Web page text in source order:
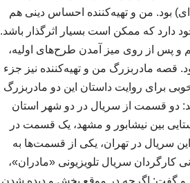
بود. من و تهیه‌کننده احساس دینی هم
دارد که ممکن است بسیار اثرگذار باشد.
و پس از روی میز آمدن طرح‌های اولیه،
مادربزرگ من و تهیه‌کننده نیز جزء
برای روایت داستان این دو مادربزرگ
دو قسمت از سریال در دو شهر استان
بین نیشابور و مشهد، یک قسمت در
سریال در تهران، یکی از قسمت‌ها به
کارگردان سریال تلویزیونی «مادران»،
و گفت: اگرچه در موقع پخش و دیده شدن